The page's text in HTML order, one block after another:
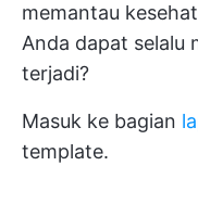
memantau
Anda dapat selalu
terjadi?
Masuk ke bagian
template.